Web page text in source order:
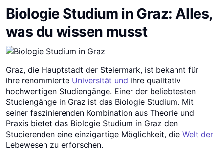
Biologie Studium in Graz: Alles,
was du wissen musst
Graz, die Hauptstadt der Steiermark, ist bekannt für
ihre renommierte Universität und ihre qualitativ
hochwertigen Studiengänge. Einer der beliebtesten
Studiengänge in Graz ist das Biologie Studium. Mit
seiner faszinierenden Kombination aus Theorie und
Praxis bietet das Biologie Studium in Graz den
Studierenden eine einzigartige Möglichkeit, die Welt der
Lebewesen zu erforschen.